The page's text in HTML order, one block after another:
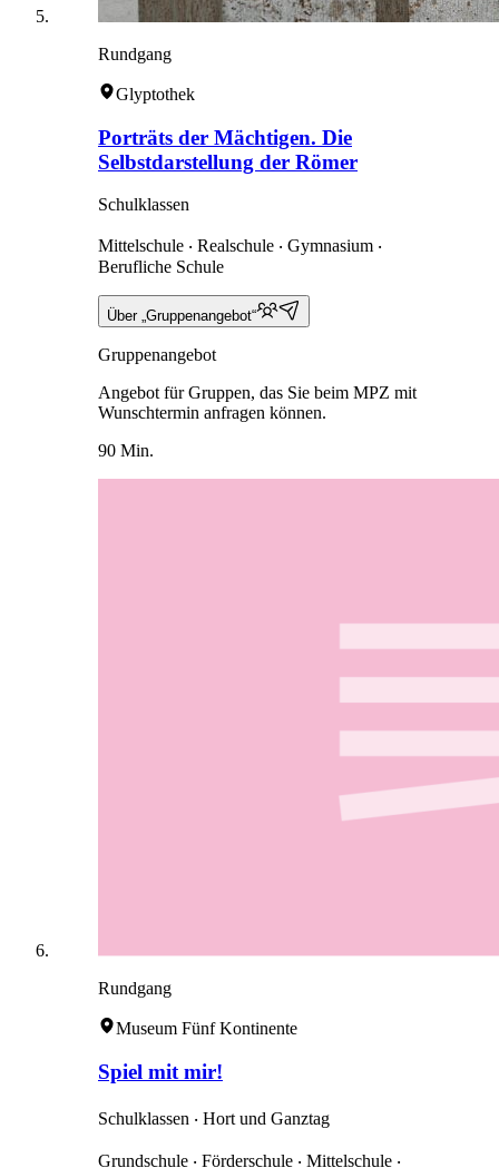
Rundgang
Glyptothek
Porträts der Mächtigen. Die
Selbstdarstellung der Römer
Schulklassen
Mittelschule ‧ Realschule ‧ Gymnasium ‧
Berufliche Schule
Über „Gruppenangebot“
Gruppenangebot
Angebot für Gruppen, das Sie beim MPZ mit
Wunschtermin anfragen können.
90 Min.
Rundgang
Museum Fünf Kontinente
Spiel mit mir!
Schulklassen ‧ Hort und Ganztag
Grundschule ‧ Förderschule ‧ Mittelschule ‧